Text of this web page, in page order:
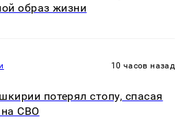
образ жизни
10 часов назад
потерял стопу, спасая
на СВО